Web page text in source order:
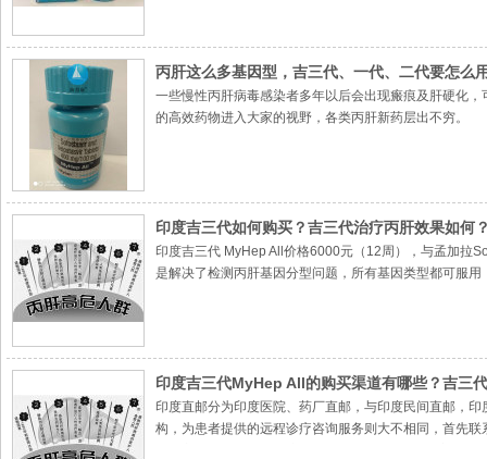
丙肝这么多基因型，吉三代、一代、二代要怎么
一些慢性丙肝病毒感染者多年以后会出现瘢痕及肝硬化
的高效药物进入大家的视野，各类丙肝新药层出不穷。
印度吉三代如何购买？吉三代治疗丙肝效果如何
印度吉三代 MyHep All价格6000元（12周），与孟加拉
是解决了检测丙肝基因分型问题，所有基因类型都可服
印度吉三代MyHep All的购买渠道有哪些？吉三
印度直邮分为印度医院、药厂直邮，与印度民间直邮，
构，为患者提供的远程诊疗咨询服务则大不相同，首先